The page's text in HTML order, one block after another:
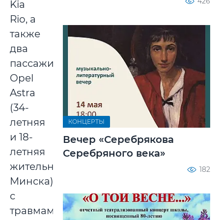
Kia
Rio, а
также
два
пассажира
Opel
Astra
(34-
летняя
и 18-
летняя
жительницы
Минска)
с
травмами
КОНЦЕРТЫ
Вечер «Серебрякова
Серебряного века»
182